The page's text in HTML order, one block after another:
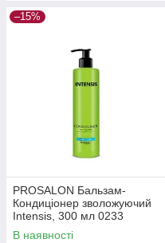
–15%
PROSALON Бальзам-
Кондиціонер зволожуючий
Intensis, 300 мл 0233
В наявності